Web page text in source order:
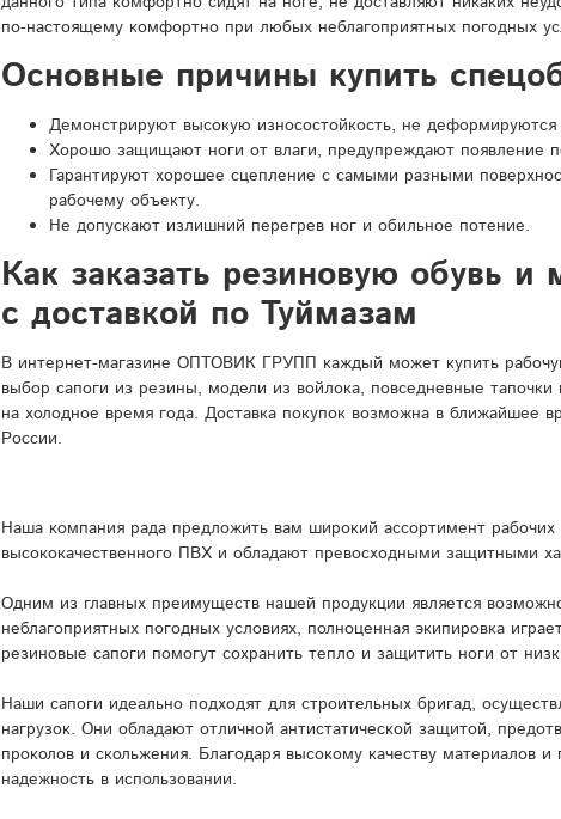
по-настоящему комфортно при любых неблагоприятных погодных
Основные причины купить
Демонстрируют высокую износостойкость, не
Хорошо защищают ноги от влаги, предупреждают появление
Гарантируют хорошее сцепление с самыми разными
рабочему объекту.
Не допускают излишний перегрев ног и обильное потение.
Как заказать резиновую обувь
с доставкой по Туймазам
В интернет-магазине ОПТОВИК ГРУПП каждый может купить
выбор сапоги из резины, модели из войлока, повседневные
на холодное время года. Доставка покупок возможна в ближайшее
России.
Наша компания рада предложить вам широкий ассортимент
высококачественного ПВХ и обладают превосходными защитными
Одним из главных преимуществ нашей продукции является
неблагоприятных погодных условиях, полноценная экипировка
резиновые сапоги помогут сохранить тепло и защитить ноги от
Наши сапоги идеально подходят для строительных бригад,
нагрузок. Они обладают отличной антистатической защитой,
проколов и скольжения. Благодаря высокому качеству материалов
надежность в использовании.